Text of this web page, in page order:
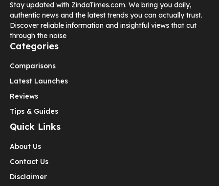
Stay updated with ZindaTimes.com. We bring you daily,
authentic news and the latest trends you can actually trust.
Discover reliable information and insightful views that cut
through the noise
Categories
Comparisons
Latest Launches
Reviews
Tips & Guides
Quick Links
About Us
Contact Us
Disclaimer